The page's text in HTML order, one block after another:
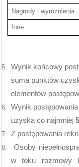
Nagrody i wyróżnienia
Inne
5. Wynik końcowy
suma punktów
elementów
6. Wynik
uzyska co najmniej
7. Z postępowania
8.
Osoby
w toku rozmowy